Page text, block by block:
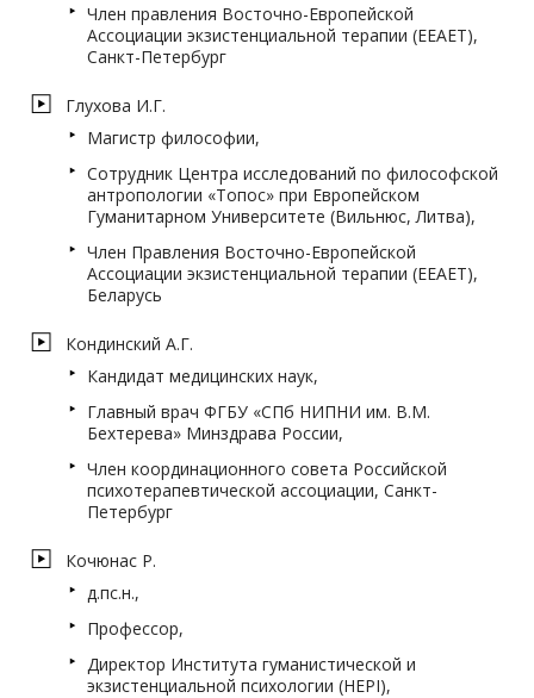
Член правления Восточно-Европейской
Ассоциации экзистенциальной терапии (EEAET),
Санкт-Петербург
Глухова И.Г.
Магистр философии,
Сотрудник Центра исследований по философской
антропологии «Топос» при Европейском
Гуманитарном Университете (Вильнюс, Литва),
Член Правления Восточно-Европейской
Ассоциации экзистенциальной терапии (EEAET),
Беларусь
Кондинский А.Г.
Кандидат медицинских наук,
Главный врач ФГБУ «СПб НИПНИ им. В.М.
Бехтерева» Минздрава России,
Член координационного совета Российской
психотерапевтической ассоциации, Санкт-
Петербург
Кочюнас Р.
д.пс.н.,
Профессор,
Директор Института гуманистической и
экзистенциальной психологии (HEPI),